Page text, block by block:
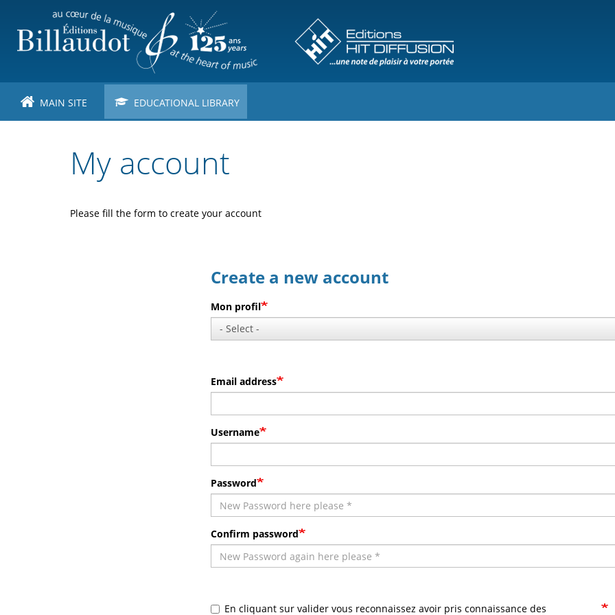
main
content
MAIN SITE EDUCATIONAL LIBRARY
My account
Please fill the form to create your account
Create a new account
Mon profil
Email address
Username
Password
Confirm password
En cliquant sur valider vous reconnaissez avoir pris connaissance des